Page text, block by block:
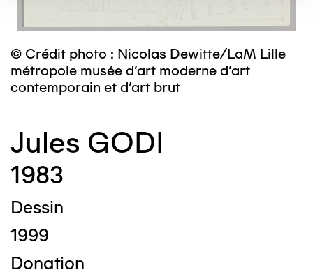
© Crédit photo : Nicolas Dewitte/LaM Lille
métropole musée d’art moderne d’art
contemporain et d’art brut
Jules GODI
1983
Dessin
1999
Donation